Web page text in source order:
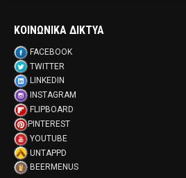
ΚΟΙΝΩΝΙΚΑ ΔΙΚΤΥΑ
FACEBOOK
TWITTER
LINKEDIN
INSTAGRAM
FLIPBOARD
PINTEREST
YOUTUBE
UNTAPPD
BEERMENUS